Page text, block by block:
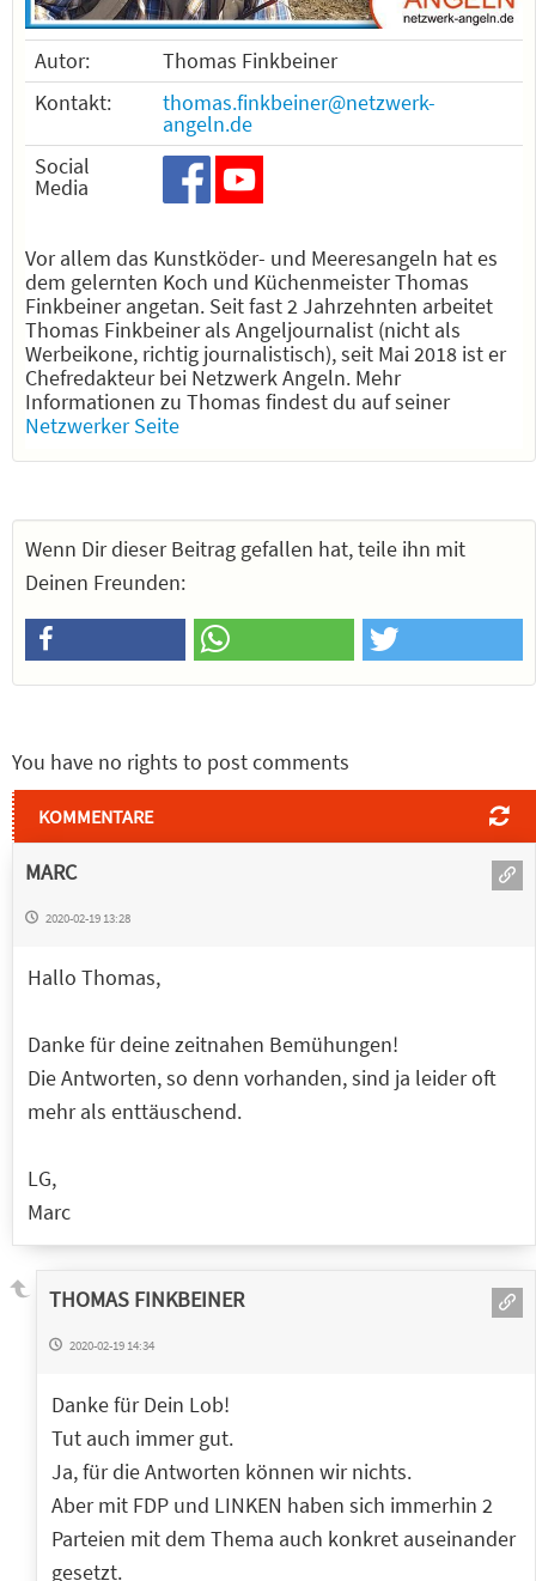
Autor:
Thomas Finkbeiner
Kontakt:
thomas.finkbeiner@netzwerk-
angeln.de
Social
Media
Vor allem das Kunstköder- und Meeresangeln hat es
dem gelernten Koch und Küchenmeister Thomas
Finkbeiner angetan. Seit fast 2 Jahrzehnten arbeitet
Thomas Finkbeiner als Angeljournalist (nicht als
Werbeikone, richtig journalistisch), seit Mai 2018 ist er
Chefredakteur bei Netzwerk Angeln. Mehr
Informationen zu Thomas findest du auf seiner
Netzwerker Seite
Wenn Dir dieser Beitrag gefallen hat, teile ihn mit
Deinen Freunden:
You have no rights to post comments
KOMMENTARE
MARC
2020-02-19 13:28
Hallo Thomas,
Danke für deine zeitnahen Bemühungen!
Die Antworten, so denn vorhanden, sind ja leider oft
mehr als enttäuschend.
LG,
Marc
THOMAS FINKBEINER
2020-02-19 14:34
Danke für Dein Lob!
Tut auch immer gut.
Ja, für die Antworten können wir nichts.
Aber mit FDP und LINKEN haben sich immerhin 2
Parteien mit dem Thema auch konkret auseinander
gesetzt.